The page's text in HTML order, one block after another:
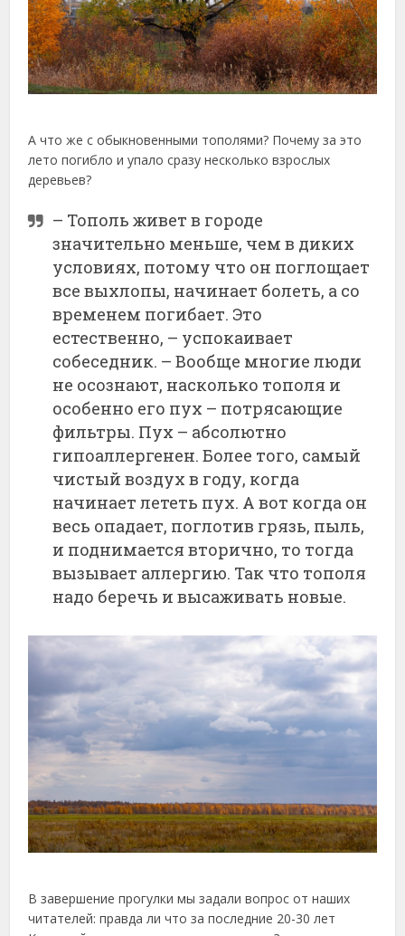
А что же с обыкновенными тополями? Почему за это
лето погибло и упало сразу несколько взрослых
деревьев?
– Тополь живет в городе
значительно меньше, чем в диких
условиях, потому что он поглощает
все выхлопы, начинает болеть, а со
временем погибает. Это
естественно, – успокаивает
собеседник. – Вообще многие люди
не осознают, насколько тополя и
особенно его пух – потрясающие
фильтры. Пух – абсолютно
гипоаллергенен. Более того, самый
чистый воздух в году, когда
начинает лететь пух. А вот когда он
весь опадает, поглотив грязь, пыль,
и поднимается вторично, то тогда
вызывает аллергию. Так что тополя
надо беречь и высаживать новые.
В завершение прогулки мы задали вопрос от наших
читателей: правда ли что за последние 20-30 лет